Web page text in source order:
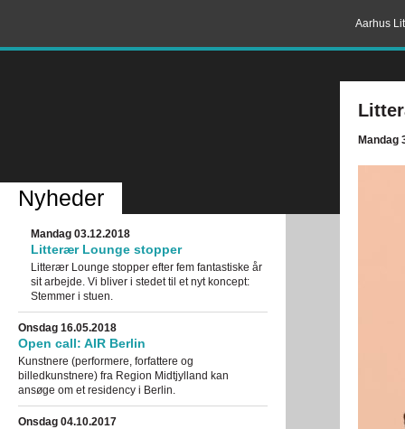
Aarhus
Mandag
Nyheder
Mandag 03.12.2018
Litterær Lounge stopper
Litterær Lounge stopper efter fem fantastiske år
sit arbejde. Vi bliver i stedet til et nyt koncept:
Stemmer i stuen.
Onsdag 16.05.2018
Open call: AIR Berlin
Kunstnere (performere, forfattere og
billedkunstnere) fra Region Midtjylland kan
ansøge om et residency i Berlin.
Onsdag 04.10.2017